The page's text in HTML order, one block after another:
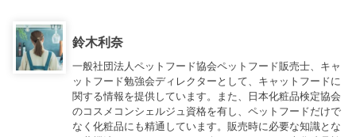
鈴木利奈
一般社団法人ペットフード協会ペットフード販売士、キャ
ットフード勉強会ディレクターとして、キャットフードに
関する情報を提供しています。また、日本化粧品検定協会
のコスメコンシェルジュ資格を有し、ペットフードだけで
なく化粧品にも精通しています。販売時に必要な知識とな